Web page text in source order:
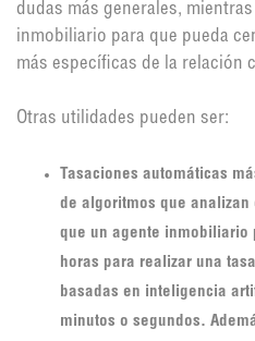
dudas más generales,
inmobiliario para que pueda
más específicas de la relación
Otras utilidades pueden ser:
Tasaciones automáticas
de algoritmos que
que un agente inmobiliario
horas para realizar una
basadas en inteligencia
minutos o segundos.